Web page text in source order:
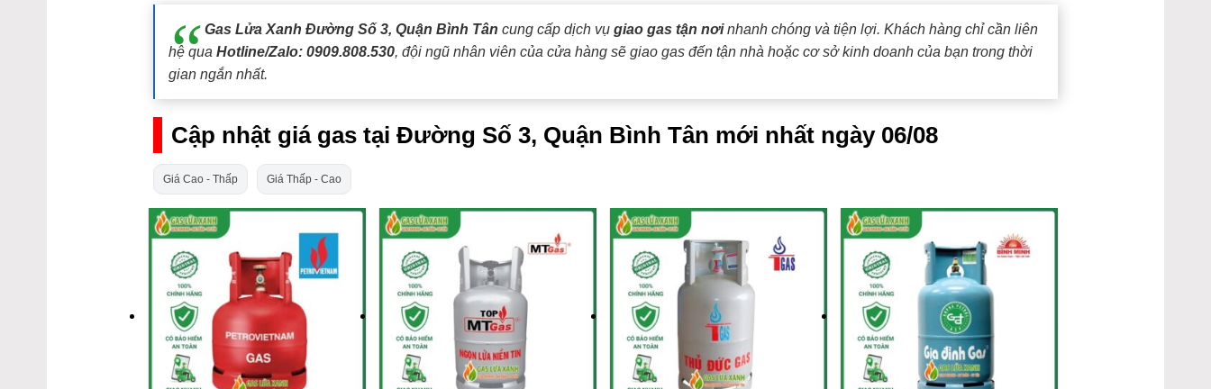
Gas Lửa Xanh Đường Số 3, Quận Bình Tân cung cấp dịch vụgiao gas tận nơinhanh chóng và tiện lợi. Khách hàng chỉ cần liên
hệ quaHotline/Zalo: 0909.808.530, đội ngũ nhân viên của cửa hàng sẽ giao gas đến tận nhà hoặc cơ sở kinh doanh của bạn trong thời
gian ngắn nhất.
Cập nhật giá gas tại Đường Số 3, Quận Bình Tân mới nhất ngày 06/08
Giá Cao - Thấp Giá Thấp - Cao